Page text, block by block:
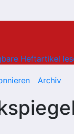
Heftartikel
Archiv